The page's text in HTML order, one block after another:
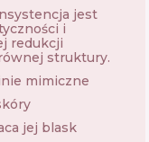
jest
i
redukcji
struktury.
mimiczne
jej blask